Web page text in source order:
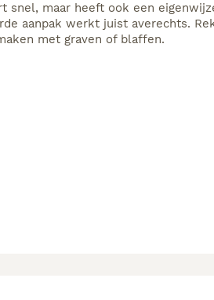
snel, maar heeft ook een
aanpak werkt juist averechts.
met graven of blaffen.